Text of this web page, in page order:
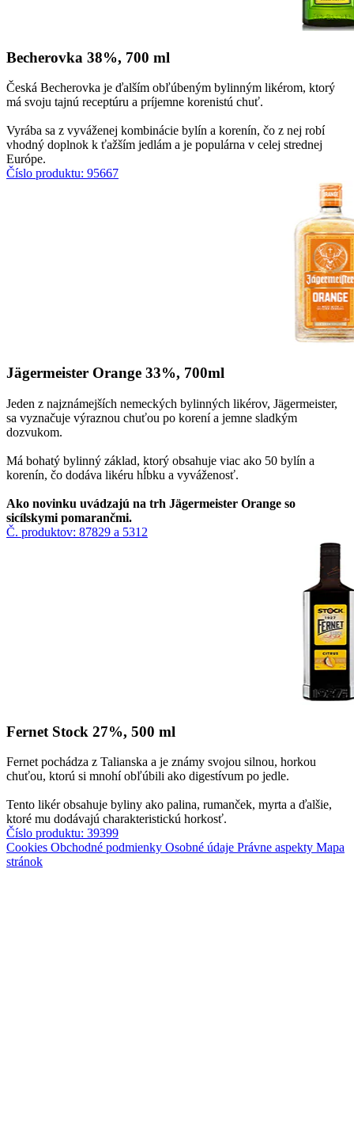
Becherovka 38%, 700 ml
Česká Becherovka je ďalším obľúbeným bylinným likérom, ktorý
má svoju tajnú receptúru a príjemne korenistú chuť.
​​Vyrába sa z vyváženej kombinácie bylín a korenín, čo z nej robí
vhodný doplnok k ťažším jedlám a je populárna v celej strednej
Európe.
Číslo produktu: 95667
Jägermeister Orange 33%, 700ml
Jeden z najznámejších nemeckých bylinných likérov, Jägermeister,
sa vyznačuje výraznou chuťou po korení a jemne sladkým
dozvukom.
​​Má bohatý bylinný základ, ktorý obsahuje viac ako 50 bylín a
korenín, čo dodáva likéru hĺbku a vyváženosť.
Ako novinku uvádzajú na trh Jägermeister Orange​ so
sicílskymi pomarančmi.
Č. produktov: 87829 a 5312
Fernet Stock 27%, 500 ml
Fernet pochádza z Talianska a je známy svojou silnou, horkou
chuťou, ktorú si mnohí obľúbili ako digestívum po jedle.
​​Tento likér obsahuje byliny ako palina, rumanček, myrta a ďalšie,
ktoré mu dodávajú charakteristickú horkosť.
Číslo produktu: 39399
Cookies Obchodné podmienky Osobné údaje Právne aspekty Mapa
stránok